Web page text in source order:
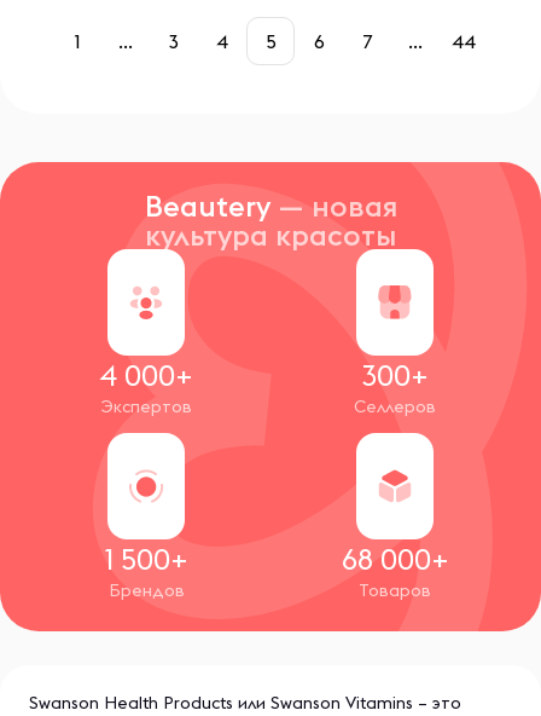
1 ... 3 4 5 6 7 ... 44
Beautery — новая
культура красоты
4 000+
Экспертов
300+
Селлеров
1 500+
Брендов
68 000+
Товаров
Swanson Health Products или Swanson Vitamins – это